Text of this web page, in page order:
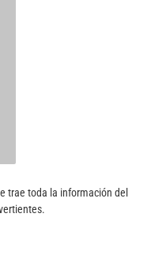
trae toda la información del